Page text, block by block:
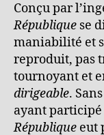
Conçu par
République se
maniabilité et
reproduit, pas
tournoyant et
dirigeable.
ayant
République eut